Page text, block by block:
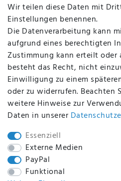
Impressum
BEQUEM UND SICHER
BEI UNS SIND SIE SICHER!
WIR VERSENDEN MIT
Wir teilen diese Daten mit
Einstellungen benennen.
Die Datenverarbeitung kann
aufgrund eines berechtigten
Zustimmung kann erteilt oder
besteht das Recht, nicht
Einwilligung zu einem
oder zu widerrufen. Beachten
weitere Hinweise zur
Daten in unserer
Essenziell
Externe Medien
PayPal
Funktional